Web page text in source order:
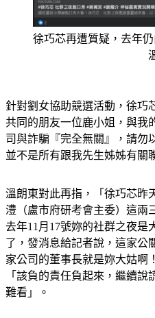
徐巧芯再遭質疑，去年
針對劉女協助競選活動，徐巧
共同的朋友一位鹿小姐，與我
司與詐騙『完全無關』，請勿
並不是所有跟我先生姊姊有關
溫朗東對此再指，「徐巧芯昨
澧（盧市府研考會主委）這兩
去年11月17號妳的社群之夜是
了，發消息給記者說，這家公
家公司的董事長就是妳大姑啊
「該負的責任負起來，繼續
難看」。